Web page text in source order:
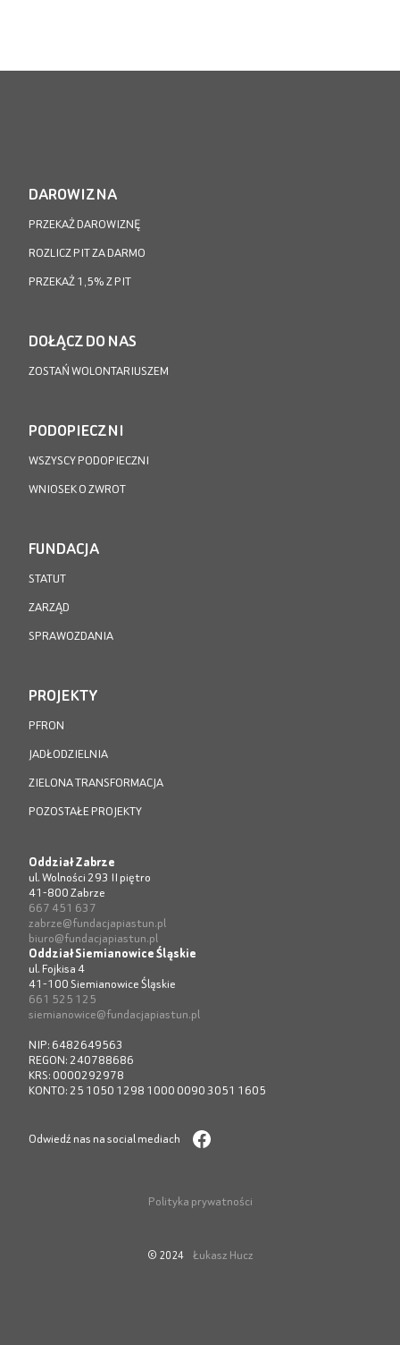
DAROWIZNA
PRZEKAŻ DAROWIZNĘ
ROZLICZ PIT ZA DARMO
PRZEKAŻ 1,5% Z PIT
DOŁĄCZ DO NAS
ZOSTAŃ WOLONTARIUSZEM
PODOPIECZNI
WSZYSCY PODOPIECZNI
WNIOSEK O ZWROT
FUNDACJA
STATUT
ZARZĄD
SPRAWOZDANIA
PROJEKTY
PFRON
JADŁODZIELNIA
ZIELONA TRANSFORMACJA
POZOSTAŁE PROJEKTY
Oddział Zabrze
ul. Wolności 293 II piętro
41-800 Zabrze
667 451 637
zabrze@fundacjapiastun.pl
biuro@fundacjapiastun.pl
Oddział Siemianowice Śląskie
ul. Fojkisa 4
41-100 Siemianowice Śląskie
661 525 125
siemianowice@fundacjapiastun.pl
NIP: 6482649563
REGON: 240788686
KRS: 0000292978
KONTO: 25 1050 1298 1000 0090 3051 1605
Odwiedź nas na social mediach
© 2024 Łukasz Hucz
Polityka prywatności